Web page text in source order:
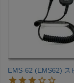
EMS-62 (EMS62) ス